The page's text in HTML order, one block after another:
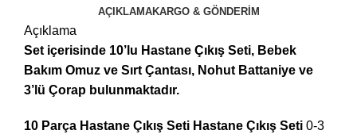
AÇIKLAMAKARGO & GÖNDERIM
Açıklama
Set içerisinde 10’lu Hastane Çıkış Seti, Bebek
Bakım Omuz ve Sırt Çantası, Nohut Battaniye ve
3’lü Çorap bulunmaktadır.
10 Parça Hastane Çıkış Seti Hastane Çıkış Seti 0-3